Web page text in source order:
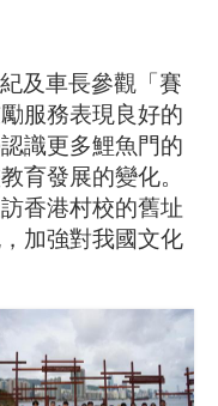
及車長參觀「賽
服務表現良好的
識更多鯉魚門的
育發展的變化。
香港村校的舊址
加強對我國文化